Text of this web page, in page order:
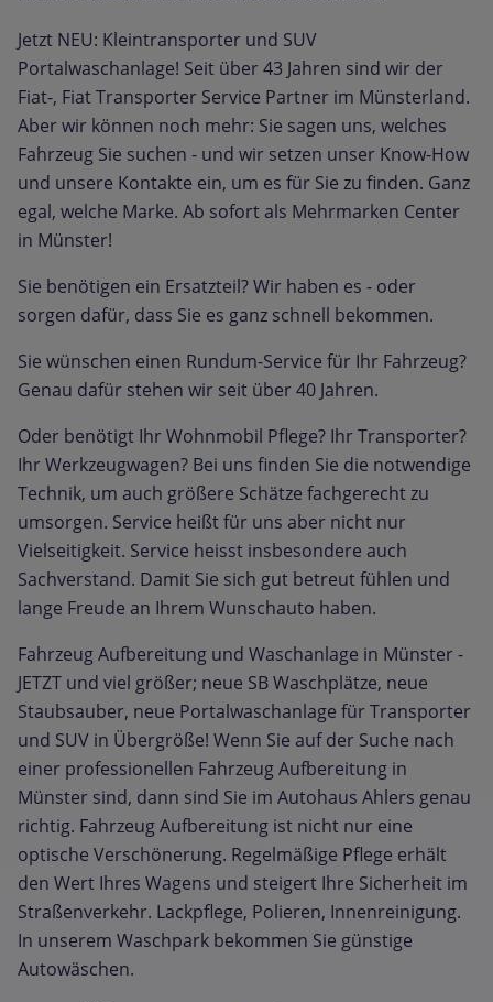
Jetzt NEU: Kleintransporter und SUV
Portalwaschanlage! Seit über 43 Jahren sind wir der
Fiat-, Fiat Transporter Service Partner im Münsterland.
Aber wir können noch mehr: Sie sagen uns, welches
Fahrzeug Sie suchen - und wir setzen unser Know-How
und unsere Kontakte ein, um es für Sie zu finden. Ganz
egal, welche Marke. Ab sofort als Mehrmarken Center
in Münster!
Sie benötigen ein Ersatzteil? Wir haben es - oder
sorgen dafür, dass Sie es ganz schnell bekommen.
Sie wünschen einen Rundum-Service für Ihr Fahrzeug?
Genau dafür stehen wir seit über 40 Jahren.
Oder benötigt Ihr Wohnmobil Pflege? Ihr Transporter?
Ihr Werkzeugwagen? Bei uns finden Sie die notwendige
Technik, um auch größere Schätze fachgerecht zu
umsorgen. Service heißt für uns aber nicht nur
Vielseitigkeit. Service heisst insbesondere auch
Sachverstand. Damit Sie sich gut betreut fühlen und
lange Freude an Ihrem Wunschauto haben.
Fahrzeug Aufbereitung und Waschanlage in Münster -
JETZT und viel größer; neue SB Waschplätze, neue
Staubsauber, neue Portalwaschanlage für Transporter
und SUV in Übergröße! Wenn Sie auf der Suche nach
einer professionellen Fahrzeug Aufbereitung in
Münster sind, dann sind Sie im Autohaus Ahlers genau
richtig. Fahrzeug Aufbereitung ist nicht nur eine
optische Verschönerung. Regelmäßige Pflege erhält
den Wert Ihres Wagens und steigert Ihre Sicherheit im
Straßenverkehr. Lackpflege, Polieren, Innenreinigung.
In unserem Waschpark bekommen Sie günstige
Autowäschen.